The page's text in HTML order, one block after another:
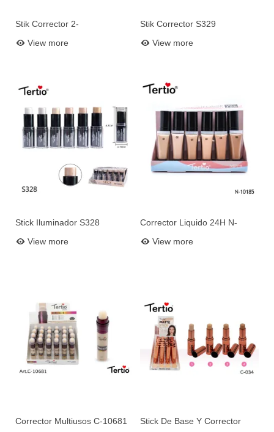
Stik Corrector 2-
View more
Stik Corrector S329
View more
Stick Iluminador S328
View more
Add to basket
Corrector Liquido 24H N-
View more
Add to basket
Corrector Multiusos C-10681
Add to basket
Stick De Base Y Corrector